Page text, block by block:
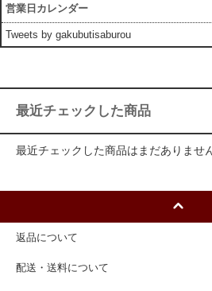
営業日カレンダー
Tweets by gakubutisaburou
最近チェックした商品
最近チェックした商品はまだありません
返品について
配送・送料について